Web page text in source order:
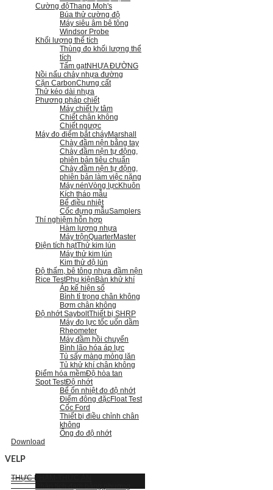
Cường độThang Moh's
Búa thử cường độ
Máy siêu âm bê tông
Windsor Probe
Khối lượng thể tích
Thùng đo khối lượng thể
tích
Tấm gạtNHỰA ĐƯỜNG
Nồi nấu chảy nhựa đường
Cặn CarbonChưng cất
Thử kéo dài nhựa
Phương pháp chiết
Máy chiết ly tâm
Chiết chân không
Chiết ngược
Máy đo điểm bắt cháyMarshall
Chày đầm nện bằng tay
Chày đầm nện tự động,
phiên bản tiêu chuẩn
Chày đầm nện tự động,
phiên bản làm việc nặng
Máy nénVòng lựcKhuôn
Kích tháo mẫu
Bể điều nhiệt
Cốc đựng mẫuSamplers
Thí nghiệm hỗn hợp
Hàm lượng nhựa
Máy trộnQuarterMaster
Điện tích hạtThử kim lún
Máy thử kim lún
Kim thử độ lún
Độ thấm, bê tông nhựa đầm nện
Rice TestPhụ kiện Bàn khử khí
Áp kế hiện số
Bình tỉ trọng chân không
Bơm chân không
Độ nhớt SayboltThiết bị SHRP
Máy đo lực tốc uốn dầm
Rheometer
Máy đầm hồi chuyển
Bình lão hóa áp lực
Tủ sấy màng mỏng lăn
Tủ khử khí chân không
Điểm hóa mềmĐộ hòa tan
Spot TestĐộ nhớt
Bể ổn nhiệt đo độ nhớt
Điểm đông đặcFloat Test
Cốc Ford
Thiết bị điều chỉnh chân
không
Ống đo độ nhớt
Download
VELP
THỰC PHẨM-THỨC ĂN